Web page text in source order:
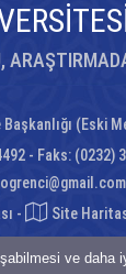
ve
(Eski
- Faks: (0232)
- Site